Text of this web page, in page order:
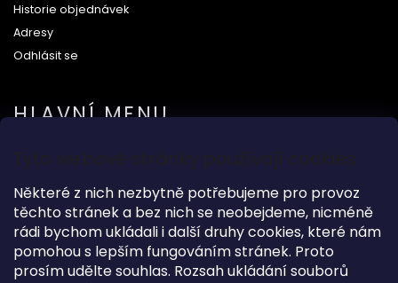
Tyto webové stránky používají cookies
Některé z nich nezbytně potřebujeme pro provoz
těchto stránek a bez nich se neobejdeme, nicméně
rádi bychom ukládali i další druhy cookies, které nám
pomohou s lepším fungováním stránek. Proto
prosím udělte souhlas. Rozsah ukládání souborů
Historie objednávek
Adresy
Odhlásit se
HLAVNÍ MENU
Na svatbu
Dárkové předměty
Módní doplňky
O nás